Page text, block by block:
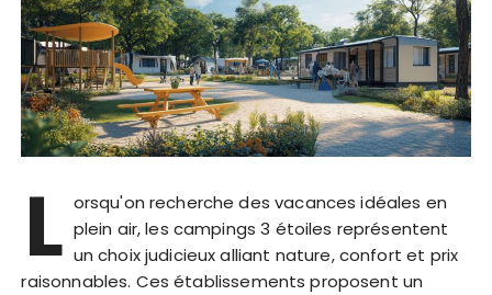
L orsqu'on recherche des vacances idéales en
plein air, les campings 3 étoiles représentent
un choix judicieux alliant nature, confort et prix
raisonnables. Ces établissements proposent un